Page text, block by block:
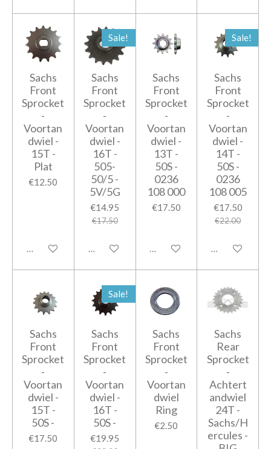
Sachs
Front
Sprocket
-
Voortan
dwiel -
15T -
Plat
€12.50
Add to cart
Sale!
Sachs
Front
Sprocket
-
Voortan
dwiel -
16T -
505-
50/5 -
5V/5G
€14.95
€17.50
Add to cart
Sachs
Front
Sprocket
-
Voortan
dwiel -
13T -
50S -
0236
108 000
€17.50
Add to cart
Sale!
Sachs
Front
Sprocket
-
Voortan
dwiel -
14T -
50S -
0236
108 005
€17.50
€22.00
Add to cart
Sachs
Front
Sprocket
-
Voortan
dwiel -
15T -
50S -
€17.50
Sale!
Sachs
Front
Sprocket
-
Voortan
dwiel -
16T -
50S -
€19.95
Sachs
Front
Sprocket
-
Voortan
dwiel
Ring
€2.50
Sachs
Rear
Sprocket
-
Achtert
andwiel
24T -
Sachs/H
ercules -